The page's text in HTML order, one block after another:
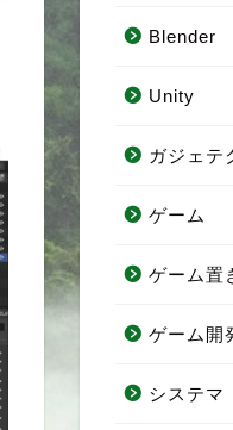
Blender
Unity
ガジェテ
ゲーム
ゲーム置
ゲーム開
システマ